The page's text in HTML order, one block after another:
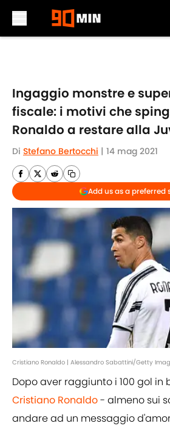
Ingaggio monstre e
fiscale: i motivi che
Ronaldo a restare alla
Di Stefano Bertocchi | 14 mag 2021
Add us as a preferred
Cristiano Ronaldo | Alessandro Sabattini/Getty
Dopo aver raggiunto i 100 gol in
Cristiano Ronaldo- almeno sui
andare ad un messaggio